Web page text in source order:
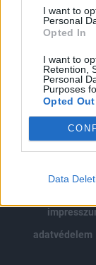
I want to
Personal
Opted In
I want to
Retention,
Personal
Purposes
Opted Out
Data
MÁR
adatvédelem